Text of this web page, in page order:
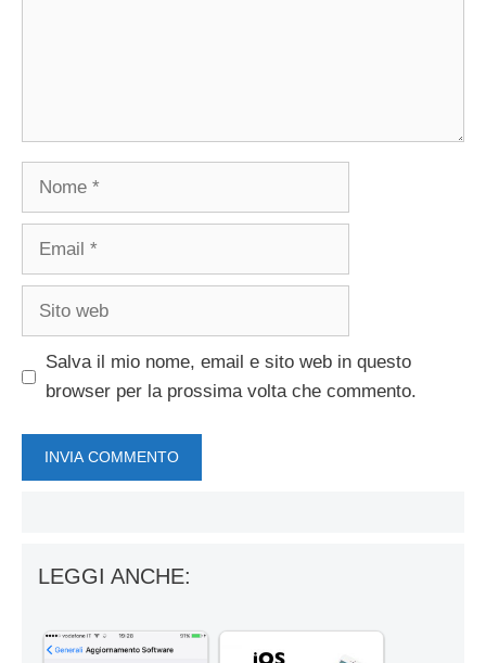
Nome
Email
Sito
Salva il mio nome, email e sito web in questo
browser per la prossima volta che commento.
LEGGI ANCHE: